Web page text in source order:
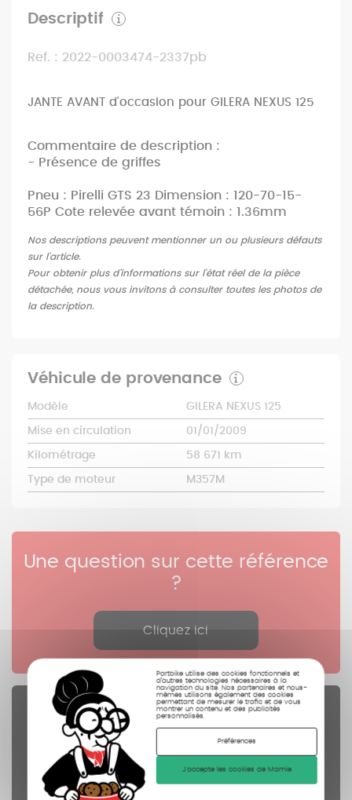
Partbike utilise des cookies fonctionnels et
d’autres technologies nécessaires à la
navigation du site. Nos partenaires et nous-
mêmes utilisons également des cookies
permettant de mesurer le trafic et de vous
montrer un contenu et des publicités
personnalisés.
Préférences
J'accepte les cookies de Mamie
Descriptif
Ref. : 2022-0003474-2337pb
JANTE AVANT d'occasion pour GILERA NEXUS 125
Commentaire de description :
- Présence de griffes
Pneu : Pirelli GTS 23 Dimension : 120-70-15-
56P Cote relevée avant témoin : 1.36mm
Nos descriptions peuvent mentionner un ou plusieurs défauts
sur l'article.
Pour obtenir plus d'informations sur l'état réel de la pièce
détachée, nous vous invitons à consulter toutes les photos de
la description.
Véhicule de provenance
Modèle GILERA NEXUS 125
Mise en circulation 01/01/2009
Kilométrage 58 671 km
Type de moteur M357M
Une question sur cette référence
?
Cliquez ici
Pièces Détachées
contrôlées
nettoyées
photographiées